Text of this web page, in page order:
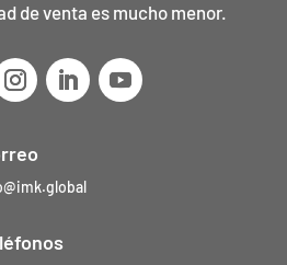
de venta es mucho menor.